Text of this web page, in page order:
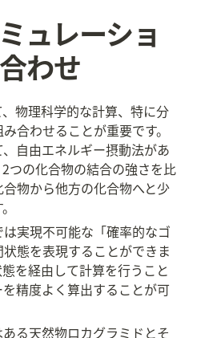
ュレーショ
わせ
物理科学的な計算、特に分
合わせることが重要です。
自由エネルギー摂動法があ
つの化合物の結合の強さを比
物から他方の化合物へと少
実現不可能な「確率的なゴ
態を表現することができま
を経由して計算を行うこと
精度よく算出することが可
る天然物ロカグラミドとそ